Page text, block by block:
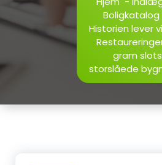
Boligkatalog
Historien lever
gram slots
storslåede